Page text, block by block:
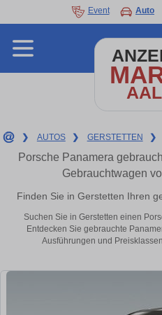
Event Auto
❯ AUTOS ❯ GERSTETTEN ❯
Porsche Panamera
Gebrauchtwagen
Finden Sie in Gerstetten Ihren
Suchen Sie in Gerstetten einen
Entdecken Sie gebrauchte
Ausführungen und